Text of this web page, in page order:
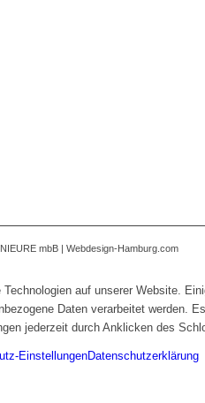
mbB | Webdesign-Hamburg.com
auf unserer Website.
Daten verarbeitet werden.
jederzeit durch Anklicken des
EinstellungenDatenschutzerklärung